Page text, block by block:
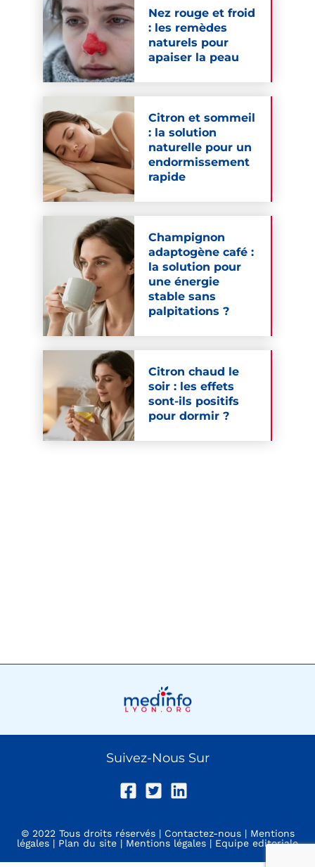
Nez rouge et froid
: les remèdes
naturels pour
apaiser la peau
Citron et sommeil
: la solution
naturelle pour un
endormissement
rapide
Champignon
adaptogène café :
la solution pour
une énergie
stable sans
palpitations ?
Citron chaud le
soir : les effets
sont-ils positifs
pour dormir ?
Suivez-Nous Sur
© 2022 Tous droits réservés | Contactez-nous| Mentions
légales | Plan du site | Mentions légales | Equipe editoriale